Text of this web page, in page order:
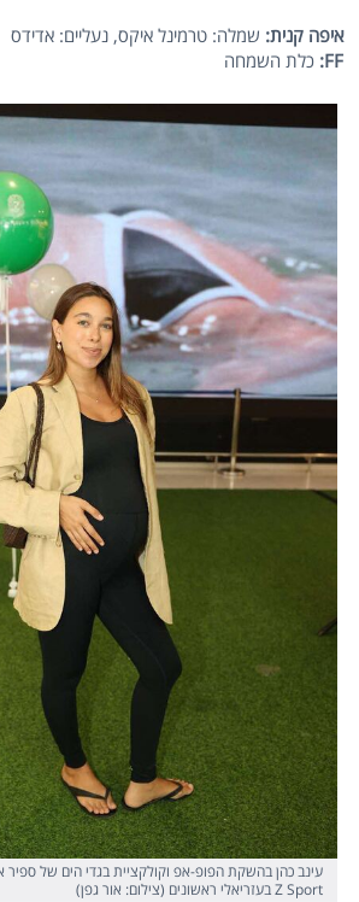
איפה קנית: שמלה: טרמינל איקס, נעליים: אדידס
FF
: כלת השמחה
עינב כהן בהשקת הפופ-אפ וקולקציית בגדי הים של ספיר
Z Sport בעזריאלי ראשונים (צילום: אור גפן)